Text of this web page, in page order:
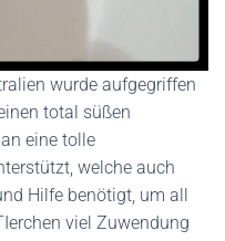
wurde aufgegriffen
total süßen
eine tolle
welche auch
Hilfe benötigt, um all
viel Zuwendung